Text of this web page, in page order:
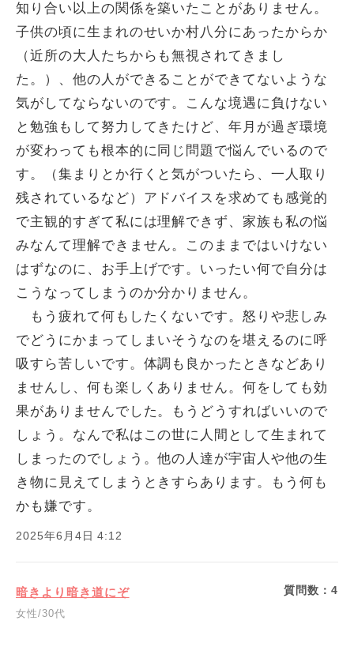
知り合い以上の関係を築いたことがありません。
子供の頃に生まれのせいか村八分にあったからか
（近所の大人たちからも無視されてきまし
た。）、他の人ができることができてないような
気がしてならないのです。こんな境遇に負けない
と勉強もして努力してきたけど、年月が過ぎ環境
が変わっても根本的に同じ問題で悩んでいるので
す。（集まりとか行くと気がついたら、一人取り
残されているなど）アドバイスを求めても感覚的
で主観的すぎて私には理解できず、家族も私の悩
みなんて理解できません。このままではいけない
はずなのに、お手上げです。いったい何で自分は
こうなってしまうのか分かりません。
もう疲れて何もしたくないです。怒りや悲しみ
でどうにかまってしまいそうなのを堪えるのに呼
吸すら苦しいです。体調も良かったときなどあり
ませんし、何も楽しくありません。何をしても効
果がありませんでした。もうどうすればいいので
しょう。なんで私はこの世に人間として生まれて
しまったのでしょう。他の人達が宇宙人や他の生
き物に見えてしまうときすらあります。もう何も
かも嫌です。
2025年6月4日 4:12
暗きより暗き道にぞ
女性/30代
質問数：4